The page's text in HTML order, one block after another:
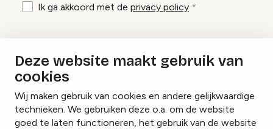
Deze website maakt gebruik van
cookies
Wij maken gebruik van cookies en andere gelijkwaardige
technieken. We gebruiken deze o.a. om de website
goed te laten functioneren, het gebruik van de website
Ik ga akkoord met de privacy policy
Inspiratie en tips om evenementen te
organiseren?
Lees onze inspiratieblogs